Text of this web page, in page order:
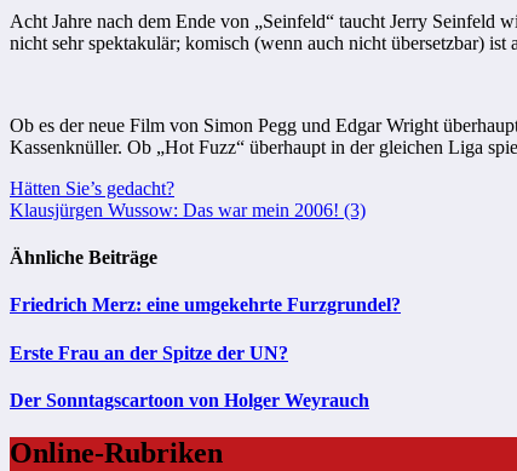
Acht Jahre nach dem Ende von „Seinfeld“ taucht Jerry Seinfeld
nicht sehr spektakulär; komisch (wenn auch nicht übersetzbar)
Ob es der neue Film von Simon Pegg und Edgar Wright
Kassenknüller. Ob „Hot Fuzz“ überhaupt in der gleichen Liga
Beitragsnavigation
Hätten Sie’s gedacht?
Klausjürgen Wussow: Das war mein 2006! (3)
Ähnliche Beiträge
Friedrich Merz: eine umgekehrte Furzgrundel?
Erste Frau an der Spitze der UN?
Der Sonntagscartoon von Holger Weyrauch
Online-Rubriken